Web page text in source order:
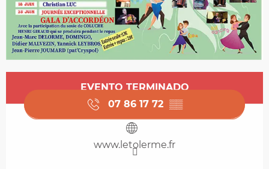
Horarios y datos de contacto
EVENTO TERMINADO
07 86 17 72 ▒▒
www.letolerme.fr